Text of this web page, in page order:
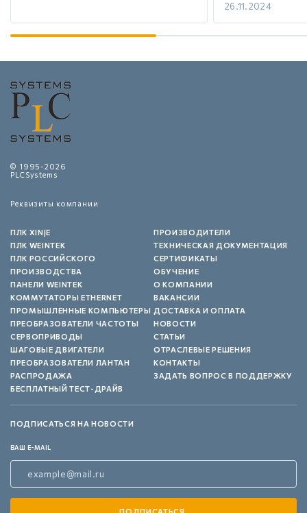
26.11.2024
© 1995-2026
PLCSystems
Реквизиты компании
ПЛК XINJE
ПЛК WEINTEK
ПЛК РОССИЙСКОГО
ПРОИЗВОДСТВА
ПАНЕЛИ WEINTEK
КОММУТАТОРЫ ETHERNET
ПРОМЫШЛЕННЫЕ КОМПЬЮТЕРЫ
ПРЕОБРАЗОВАТЕЛИ ЧАСТОТЫ
СЕРВОПРИВОДЫ
ШАГОВЫЕ ДВИГАТЕЛИ
ПРЕОБРАЗОВАТЕЛИ ЛАНТАН
РАСПРОДАЖА
БЕСПЛАТНЫЙ ТЕСТ-ДРАЙВ
ПРОИЗВОДИТЕЛИ
ТЕХНИЧЕСКАЯ ДОКУМЕНТАЦИЯ
СЕРТИФИКАТЫ
ОБУЧЕНИЕ
О КОМПАНИИ
ВАКАНСИИ
ДОСТАВКА И ОПЛАТА
НОВОСТИ
СТАТЬИ
ОТРАСЛЕВЫЕ РЕШЕНИЯ
КОНТАКТЫ
ЗАДАТЬ ВОПРОС В ПОДДЕРЖКУ
ПОДПИСАТЬСЯ НА НОВОСТИ
ВАШ E-MAIL